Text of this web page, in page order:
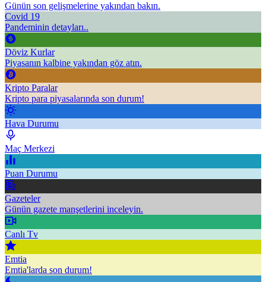
Günün son gelişmelerine yakından bakın.
Covid 19
Pandeminin detayları..
Döviz Kurlar
Piyasanın kalbine yakından göz atın.
Kripto Paralar
Kripto para piyasalarında son durum!
Hava Durumu
Maç Merkezi
Puan Durumu
Gazeteler
Günün gazete manşetlerini inceleyin.
Canlı Tv
Emtia
Emtia'larda son durum!